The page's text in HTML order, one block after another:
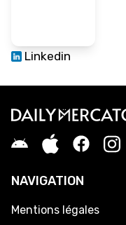
Linkedin
NAVIGATION
Mentions légales